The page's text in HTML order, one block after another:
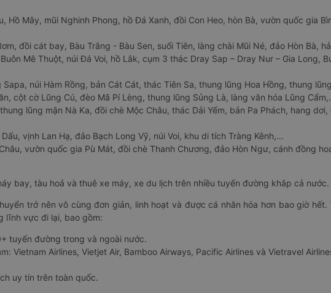
Hồ Mây, mũi Nghinh Phong, hồ Đá Xanh, đồi Con Heo, hòn Bà, vườn quốc gia
đồi cát bay, Bàu Trắng - Bàu Sen, suối Tiên, làng chài Mũi Né, đảo Hòn Bà,
Mê Thuột, núi Đá Voi, hồ Lắk, cụm 3 thác Dray Sap – Dray Nur – Gia Long,
núi Hàm Rồng, bản Cát Cát, thác Tiên Sa, thung lũng Hoa Hồng, thung
cột cờ Lũng Cú, đèo Mã Pí Lèng, thung lũng Sủng Là, làng văn hóa Lũng
lũng mận Nà Ka, đồi chè Mộc Châu, thác Dải Yếm, bản Pa Phách, hang
vịnh Lan Hạ, đảo Bạch Long Vỹ, núi Voi, khu di tích Tràng Kênh,...
vườn quốc gia Pù Mát, đồi chè Thanh Chương, đảo Hòn Ngư, cánh đồng
bay, tàu hoả và thuê xe máy, xe du lịch trên nhiều tuyến đường khắp cả nước.
trở nên vô cùng đơn giản, linh hoạt và được cá nhân hóa hơn bao giờ hết.
lĩnh vực đi lại, bao gồm:
tuyến đường trong và ngoài nước.
Vietnam Airlines, Vietjet Air, Bamboo Airways, Pacific Airlines và Vietravel
uy tín trên toàn quốc.